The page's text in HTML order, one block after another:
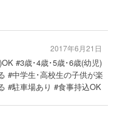
#3歳･4歳･5歳･6歳(幼児)
#中学生･高校生の子供が楽
#駐車場あり #食事持込OK
2017年6月21日